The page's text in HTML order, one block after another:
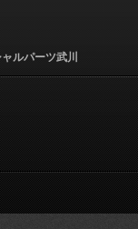
ルパーツ武川